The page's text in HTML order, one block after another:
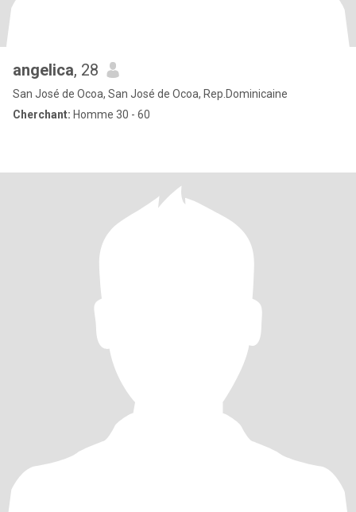
angelica, 28
San José de Ocoa, San José de Ocoa, Rep.Dominicaine
Cherchant: Homme 30 - 60